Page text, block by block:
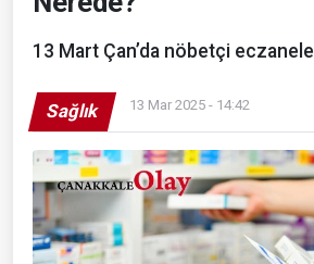
13 Mart Çan’da nöbetçi
Sağlık 13 Mar 2025 - 14:42